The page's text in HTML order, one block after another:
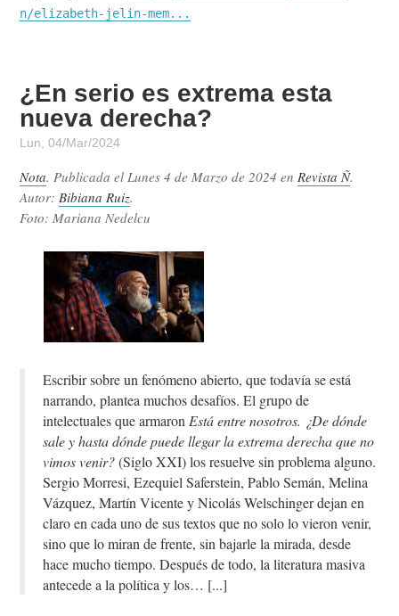
n/elizabeth-jelin-mem...
¿En serio es extrema esta
nueva derecha?
Lun, 04/Mar/2024
Nota. Publicada elLunes 4 de Marzo de 2024 enRevista Ñ.
Autor:Bibiana Ruiz.
Foto: Mariana Nedelcu
Escribir sobre un fenómeno abierto, que todavía se está
narrando, plantea muchos desafíos. El grupo de
intelectuales que armaron Está entre nosotros. ¿De dónde
sale y hasta dónde puede llegar laextrema derechaque no
vimos venir?(Siglo XXI) los resuelve sin problema alguno.
Sergio Morresi, Ezequiel Saferstein, Pablo Semán, Melina
Vázquez, Martín Vicente y Nicolás Welschinger dejan en
claro en cada uno de sus textos que no solo lo vieron venir,
sino que lo miran de frente, sin bajarle la mirada, desde
hace mucho tiempo. Después de todo, la literatura masiva
antecede a la política y los…